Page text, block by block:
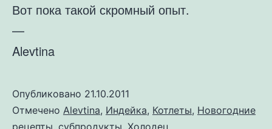
Вот пока такой скромный опыт.
—
Alevtina
Опубликовано 21.10.2011
Отмечено Alevtina, Индейка, Котлеты, Новогодние
рецепты, субпродукты, Холодец